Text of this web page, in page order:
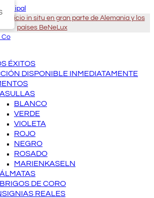
in situ en gran parte de Alemania y los
países BeNeLux
ÉXITOS
DISPONIBLE INMEDIATAMENTE
BLANCO
VERDE
VIOLETA
ROJO
NEGRO
ROSADO
MARIENKASELN
DE CORO
REALES